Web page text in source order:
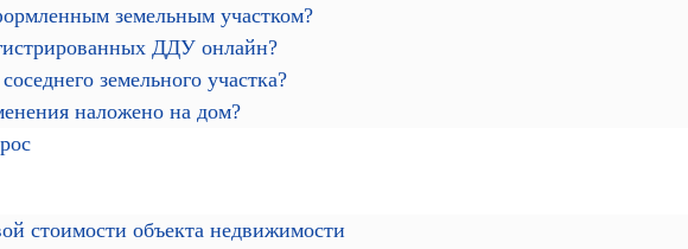
земельным участком?
ДДУ онлайн?
земельного участка?
наложено на дом?
стоимости объекта недвижимости